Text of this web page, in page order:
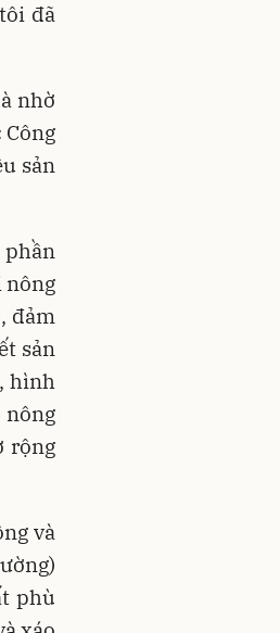
đã
nhờ
sản
phần
nông
đảm
sản
hình
nông
rộng
và
phù